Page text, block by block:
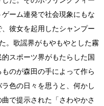
ーム連発で社会現象にもな
彼女を起用したシャンプー
。歌謡界がもやもやとした霧
スポーツ界がもたらした国
のが森田の手によって作ら
色の日々を思うと、何かし
で提示された「さわやかさ